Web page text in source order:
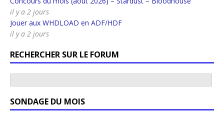
il y a 2 jours
Jouer aux WHDLOAD en ADF/HDF
il y a 2 jours
RECHERCHER SUR LE FORUM
SONDAGE DU MOIS